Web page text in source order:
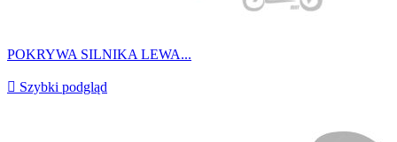
POKRYWA SILNIKA LEWA...
 Szybki podgląd